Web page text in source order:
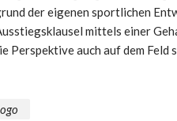
der eigenen sportlichen
mittels einer
Perspektive auch auf dem Feld